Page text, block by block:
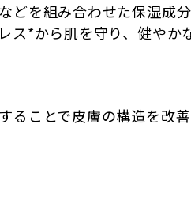
どを組み合わせた保湿成
ス*から肌を守り、健やか
ることで皮膚の構造を改